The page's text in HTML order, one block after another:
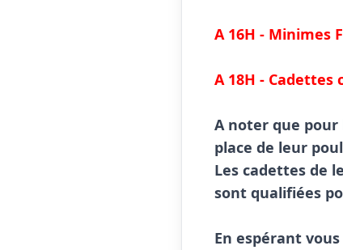
A 16H - Minimes
A 18H - Cadettes
A noter que
place de leur
Les cadettes de
sont qualifiées
En espérant